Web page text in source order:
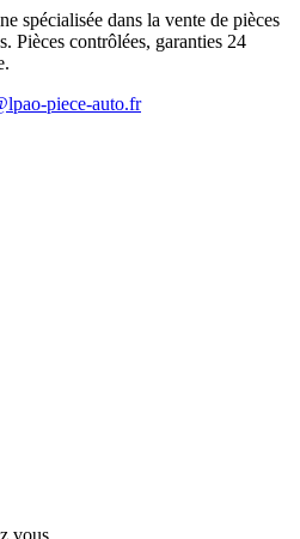
spécialisée dans la vente de pièces
Pièces contrôlées, garanties 24
piece-auto.fr
vous